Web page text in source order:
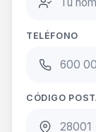
TELÉFONO
CÓDIGO